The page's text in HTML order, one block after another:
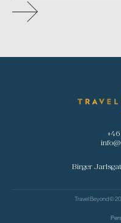
Birger
Travel Beyond ©